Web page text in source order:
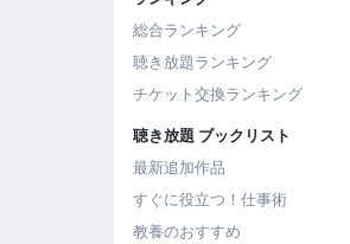
総合ランキング
聴き放題ランキング
チケット交換ランキング
聴き放題 ブックリスト
最新追加作品
すぐに役立つ！仕事術
教養のおすすめ